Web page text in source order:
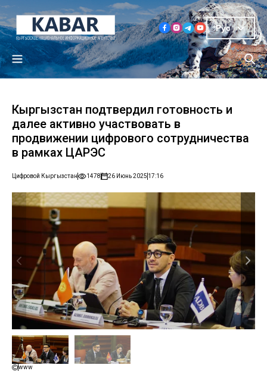
Рус
Кыргызстан подтвердил готовность и
далее активно участвовать в
продвижении цифрового сотрудничества
в рамках ЦАРЭС
Цифровой Кыргызстан 1478 26 Июнь 2025 17:16
www